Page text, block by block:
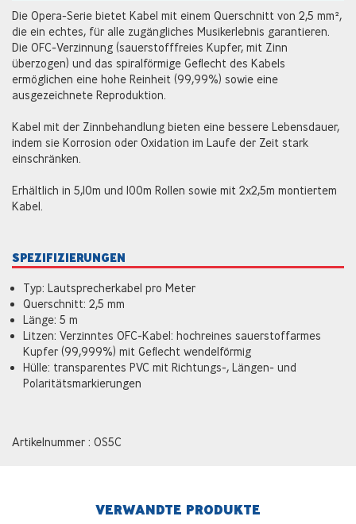
Die Opera-Serie bietet Kabel mit einem Querschnitt von 2,5 mm²,
die ein echtes, für alle zugängliches Musikerlebnis garantieren.
Die OFC-Verzinnung (sauerstofffreies Kupfer, mit Zinn
überzogen) und das spiralförmige Geflecht des Kabels
ermöglichen eine hohe Reinheit (99,99%) sowie eine
ausgezeichnete Reproduktion.
Kabel mit der Zinnbehandlung bieten eine bessere Lebensdauer,
indem sie Korrosion oder Oxidation im Laufe der Zeit stark
einschränken.
Erhältlich in 5,10m und 100m Rollen sowie mit 2x2,5m montiertem
Kabel.
SPEZIFIZIERUNGEN
Typ: Lautsprecherkabel pro Meter
Querschnitt: 2,5 mm
Länge: 5 m
Litzen: Verzinntes OFC-Kabel: hochreines sauerstoffarmes
Kupfer (99,999%) mit Geflecht wendelförmig
Hülle: transparentes PVC mit Richtungs-, Längen- und
Polaritätsmarkierungen
Artikelnummer : OS5C
VERWANDTE PRODUKTE